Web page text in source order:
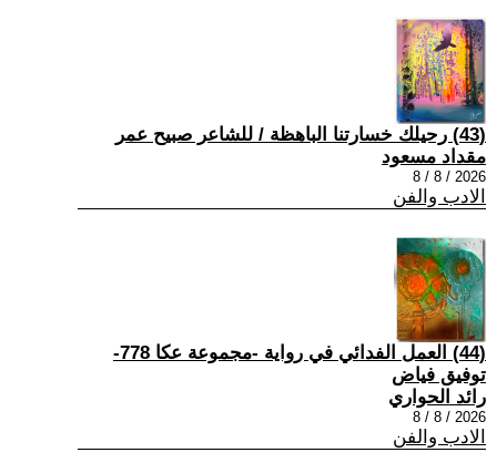
(43) رحيلك خسارتنا الباهظة / للشاعر صبيح عمر
مقداد مسعود
2026 / 8 / 8
الادب والفن
(44) العمل الفدائي في رواية -مجموعة عكا 778-
توفيق فياض
رائد الحواري
2026 / 8 / 8
الادب والفن